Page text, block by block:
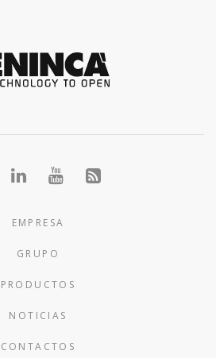
EMPRESA
GRUPO
PRODUCTOS
NOTICIAS
CONTACTOS